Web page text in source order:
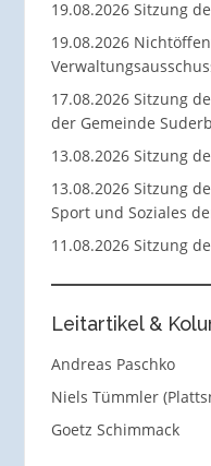
19.08.2026 Sitzung
19.08.2026
17.08.2026 Sitzung
der Gemeinde
13.08.2026 Sitzung
13.08.2026 Sitzung
Sport und Soziales
11.08.2026 Sitzung
Leitartikel &
Andreas Paschko
Niels Tümmler
Goetz Schimmack